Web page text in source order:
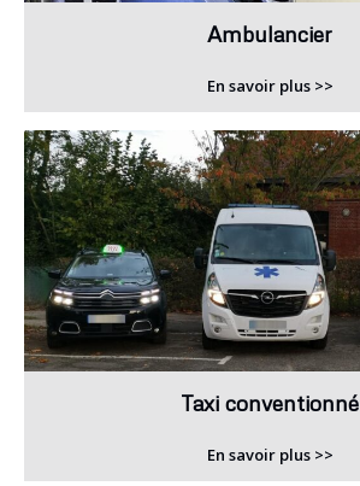
Ambulancier
En savoir plus >>
Taxi conventionné
En savoir plus >>